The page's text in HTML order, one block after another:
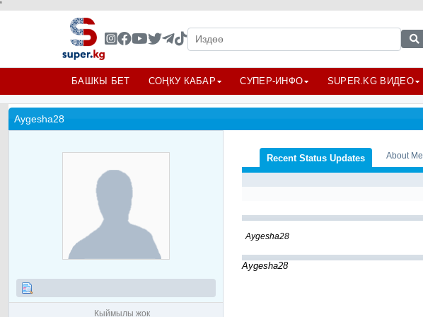
'
БАШКЫ БЕТ СОҢКУ КАБАР СУПЕР-ИНФО SUPER.KG ВИДЕО
Aygesha28
Кыймылы жок
Recent Status Updates About Me
Aygesha28
Aygesha28